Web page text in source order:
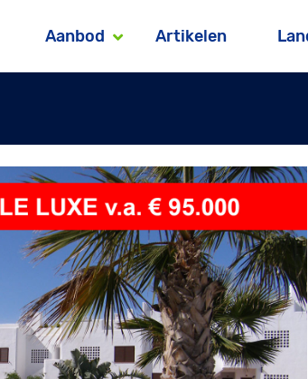
Aanbod Artikelen